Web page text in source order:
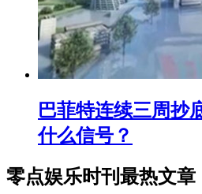
巴菲特连续三周抄
什么信号？
零点娱乐时刊最热文章